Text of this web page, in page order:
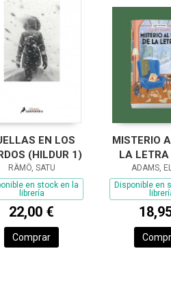
EN LOS
(HILDUR 1)
RÄMÖ, SATU
en stock en la
librería
22,00 €
Comprar
MISTERIO
LA
ADAMS,
Disponible en